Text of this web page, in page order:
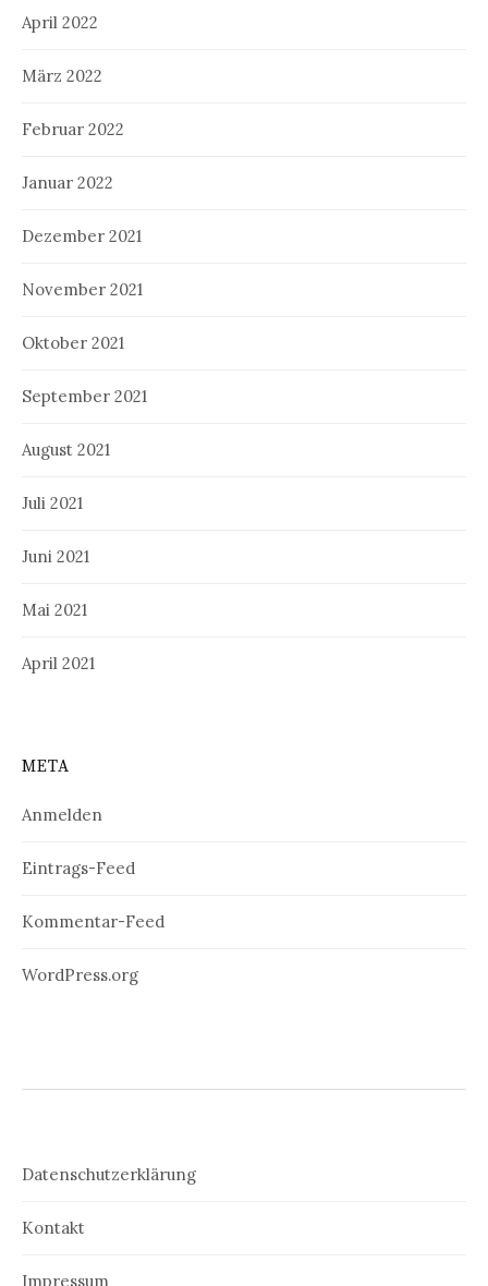
April 2022
März 2022
Februar 2022
Januar 2022
Dezember 2021
November 2021
Oktober 2021
September 2021
August 2021
Juli 2021
Juni 2021
Mai 2021
April 2021
META
Anmelden
Eintrags-Feed
Kommentar-Feed
WordPress.org
Datenschutzerklärung
Kontakt
Impressum